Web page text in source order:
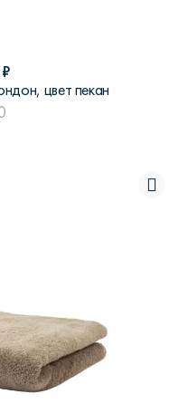
₽
цвет пекан